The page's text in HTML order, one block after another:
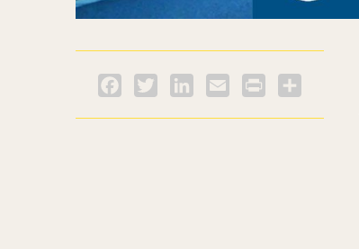
Facebook
Twitter LinkedInEmail PrintFriendly